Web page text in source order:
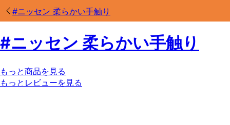
#ニッセン 柔らかい手触り
#ニッセン 柔らかい手触り
もっと商品を見る
もっとレビューを見る